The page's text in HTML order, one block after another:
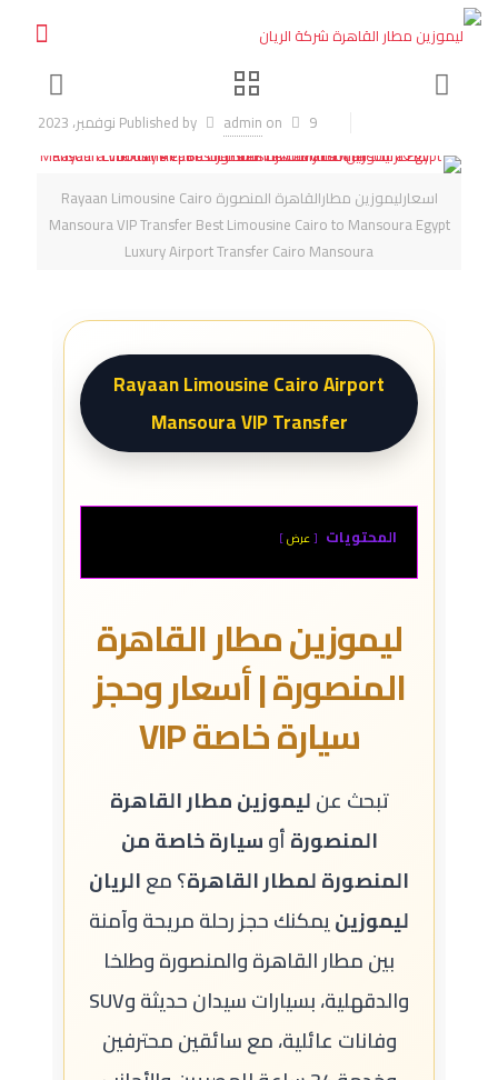
Published by admin on 9 نوفمبر، 2023
اسعارليموزين مطارالقاهرة المنصورة Rayaan Limousine Cairo
Mansoura VIP Transfer Best Limousine Cairo to Mansoura Egypt
Luxury Airport Transfer Cairo Mansoura
Rayaan Limousine Cairo Airport
Mansoura VIP Transfer
المحتويات عرض
ليموزين مطار القاهرة
المنصورة |أسعار وحجز
سيارة خاصة VIP
تبحث عنليموزين مطار القاهرة
المنصورةأوسيارة خاصة من
المنصورة لمطار القاهرة؟ معالريان
ليموزينيمكنك حجز رحلة مريحة وآمنة
بين مطار القاهرة والمنصورة وطلخا
والدقهلية، بسيارات سيدان حديثة وSUV
وفانات عائلية، مع سائقين محترفين